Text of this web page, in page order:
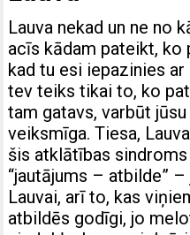
Lauva nekad un ne no
acīs kādam pateikt, ko
kad tu esi iepazinies
tev teiks tikai to, ko
tam gatavs, varbūt
veiksmīga. Tiesa,
šis atklātības
“jautājums – atbilde”
Lauvai, arī to, kas
atbildēs godīgi, jo